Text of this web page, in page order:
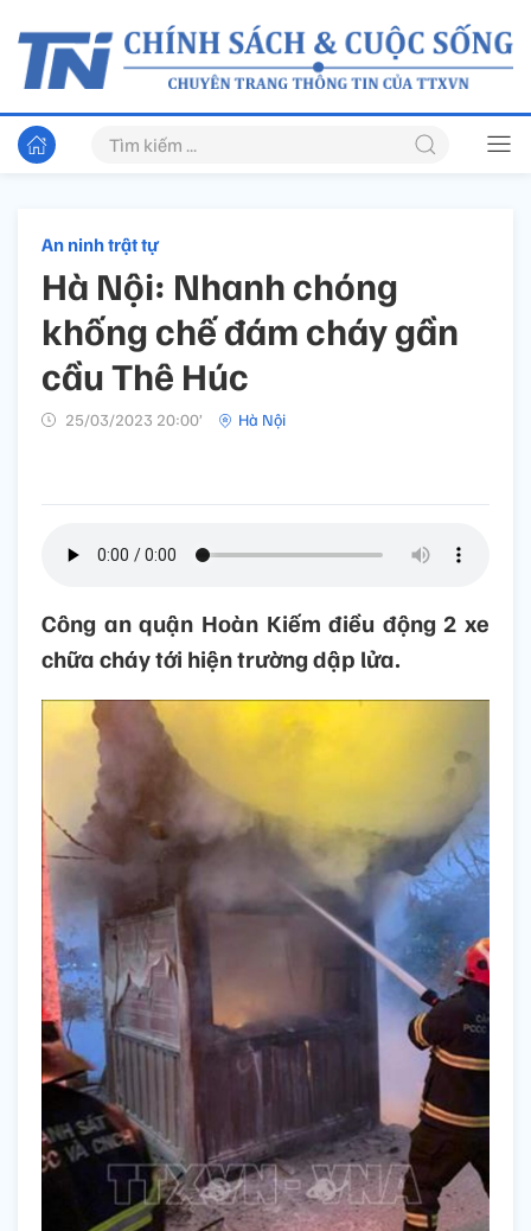
An ninh trật tự
Hà Nội: Nhanh chóng
khống chế đám cháy gần
cầu Thê Húc
25/03/2023 20:00’ Hà Nội
Công an quận Hoàn Kiếm điều động 2 xe
chữa cháy tới hiện trường dập lửa.